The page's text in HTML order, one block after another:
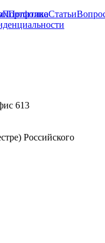
ПортфолиоСтатьи
Политика
613
Российского